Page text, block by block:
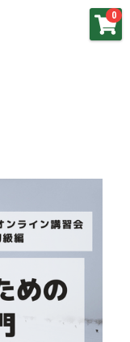
0
×